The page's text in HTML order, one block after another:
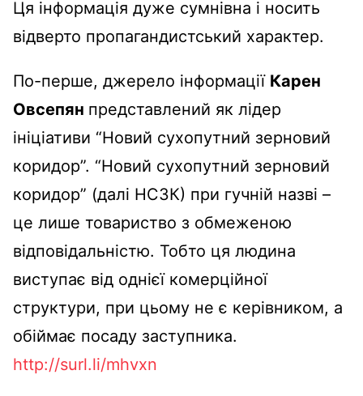
Ця інформація дуже сумнівна і носить
відверто пропагандистський характер.
По-перше, джерело інформації Карен
Овсепян представлений як лідер
ініціативи “Новий сухопутний зерновий
коридор”. “Новий сухопутний зерновий
коридор” (далі НСЗК) при гучній назві –
це лише товариство з обмеженою
відповідальністю. Тобто ця людина
виступає від однієї комерційної
структури, при цьому не є керівником, а
обіймає посаду заступника.
http://surl.li/mhvxn